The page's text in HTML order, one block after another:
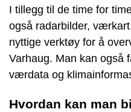
I tillegg til de time for
også radarbilder,
nyttige verktøy for å
Varhaug. Man kan også
værdata og
Hvordan kan man